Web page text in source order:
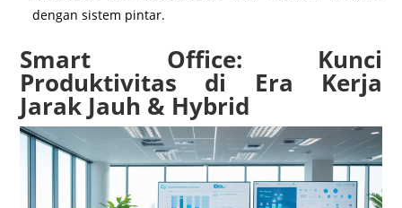
dengan sistem pintar.
Smart Office: Kunci
Produktivitas di Era Kerja
Jarak Jauh & Hybrid